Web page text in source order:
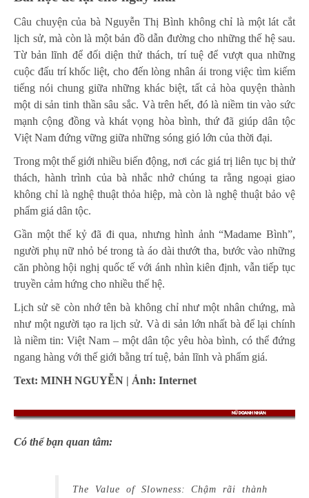
Câu chuyện của bà Nguyễn Thị Bình không chỉ là một lát cắt
lịch sử, mà còn là một bản đồ dẫn đường cho những thế hệ sau.
Từ bản lĩnh để đối diện thử thách, trí tuệ để vượt qua những
cuộc đấu trí khốc liệt, cho đến lòng nhân ái trong việc tìm kiếm
tiếng nói chung giữa những khác biệt, tất cả hòa quyện thành
một di sản tinh thần sâu sắc. Và trên hết, đó là niềm tin vào sức
mạnh cộng đồng và khát vọng hòa bình, thứ đã giúp dân tộc
Việt Nam đứng vững giữa những sóng gió lớn của thời đại.
Trong một thế giới nhiều biến động, nơi các giá trị liên tục bị thử
thách, hành trình của bà nhắc nhở chúng ta rằng ngoại giao
không chỉ là nghệ thuật thỏa hiệp, mà còn là nghệ thuật bảo vệ
phẩm giá dân tộc.
Gần một thế kỷ đã đi qua, nhưng hình ảnh “Madame Bình”,
người phụ nữ nhỏ bé trong tà áo dài thướt tha, bước vào những
căn phòng hội nghị quốc tế với ánh nhìn kiên định, vẫn tiếp tục
truyền cảm hứng cho nhiều thế hệ.
Lịch sử sẽ còn nhớ tên bà không chỉ như một nhân chứng, mà
như một người tạo ra lịch sử. Và di sản lớn nhất bà để lại chính
là niềm tin: Việt Nam – một dân tộc yêu hòa bình, có thể đứng
ngang hàng với thế giới bằng trí tuệ, bản lĩnh và phẩm giá.
Text: MINH NGUYỄN | Ảnh: Internet
Có thể bạn quan tâm:
The Value of Slowness: Chậm rãi thành